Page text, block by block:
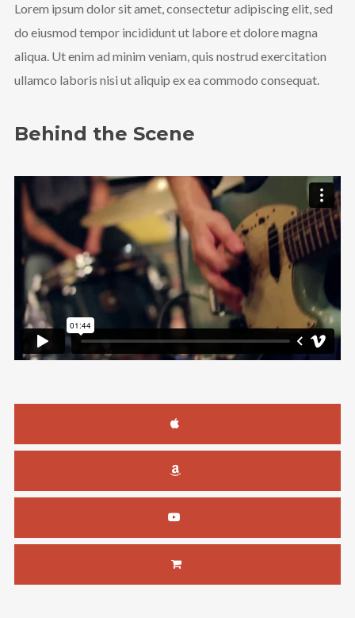
Lorem ipsum dolor sit amet, consectetur adipiscing elit, sed
do eiusmod tempor incididunt ut labore et dolore magna
aliqua. Ut enim ad minim veniam, quis nostrud exercitation
ullamco laboris nisi ut aliquip ex ea commodo consequat.
Behind the Scene